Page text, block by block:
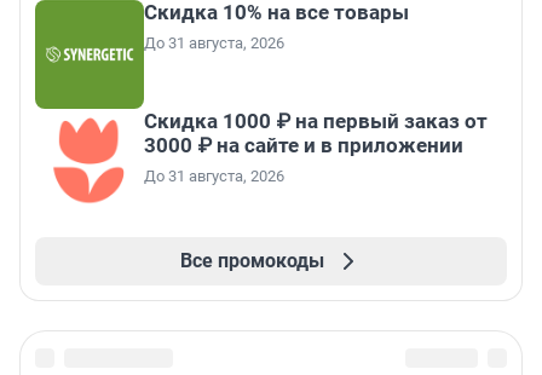
Скидка 10% на все товары
До 31 августа, 2026
Скидка 1000 ₽ на первый заказ от
3000 ₽ на сайте и в приложении
До 31 августа, 2026
Все промокоды